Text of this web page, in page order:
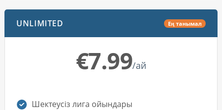
UNLIMITED Ең танымал
€7.99/ай
Шектеусіз лига ойындары